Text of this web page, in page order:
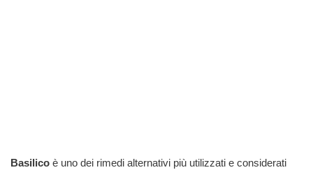
Basilico è uno dei rimedi alternativi più utilizzati e considerati